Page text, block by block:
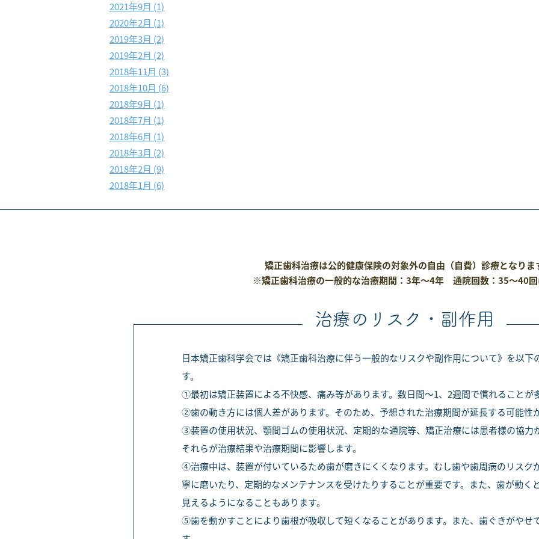
2021年9月 (1)
2020年2月 (1)
2019年3月 (2)
2019年2月 (2)
2018年11月 (3)
2018年10月 (6)
2018年9月 (1)
2018年7月 (1)
2018年6月 (1)
2018年3月 (2)
2018年2月 (9)
2018年1月 (6)
矯正歯科治療は公的健康保険の対象外の自由（自費）診療となりま
※矯正歯科治療の一般的な治療期間：3年～4年 通院回数：35～40
治療のリスク・副作用
日本矯正歯科学会では《矯正歯科治療に伴う一般的なリスクや副作用について》を以下
す。
①最初は矯正装置による不快感、痛み等があります。数日間～1、2週間で慣れることが
②歯の動き方には個人差があります。そのため、予想された治療期間が延長する可能性
③装置の使用状況、顎間ゴムの使用状況、定期的な通院等、矯正治療には患者様の協力
それらが治療結果や治療期間に影響します。
④治療中は、装置が付いているため歯が磨きにくくなります。むし歯や歯周病のリスク
寧に磨いたり、定期的なメンテナンスを受けたりすることが重要です。また、歯が動く
見えるようになることもあります。
⑤歯を動かすことにより歯根が吸収して短くなることがあります。また、歯ぐきがやせ